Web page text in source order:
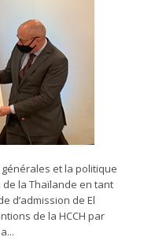
et la politique
de la Thaïlande en tant
d’admission de El
de la HCCH par